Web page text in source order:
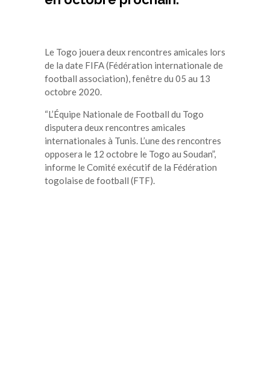
Le Togo jouera deux rencontres amicales lors
de la date FIFA (Fédération internationale de
football association), fenêtre du 05 au 13
octobre 2020.
“L’Équipe Nationale de Football du Togo
disputera deux rencontres amicales
internationales à Tunis. L’une des rencontres
opposera le 12 octobre le Togo au Soudan”,
informe le Comité exécutif de la Fédération
togolaise de football (FTF).